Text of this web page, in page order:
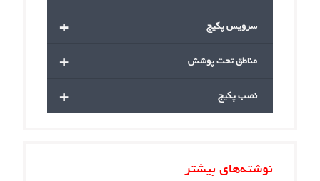
+ سرویس پکیج
+ مناطق تحت پوشش
+ نصب پکیج
نوشته‌های بیشتر